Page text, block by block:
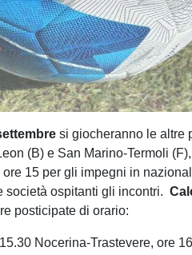
si giocheranno le altre
(B) e San Marino-Termoli
ore 15 per gli impegni in
società ospitanti gli incontri.
posticipate di orario:
Nocerina-Trastevere, ore